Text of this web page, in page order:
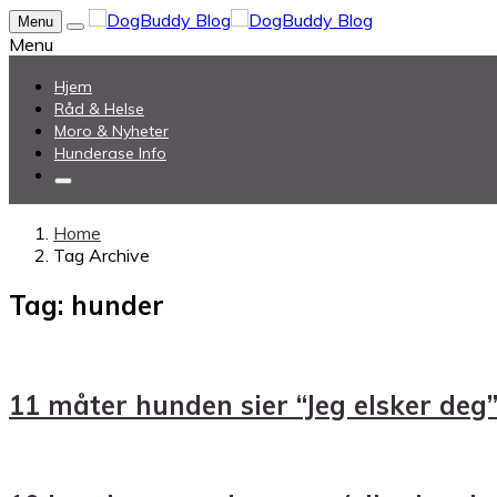
Menu
Menu
Hjem
Råd & Helse
Moro & Nyheter
Hunderase Info
Home
Tag Archive
Tag: hunder
11 måter hunden sier “Jeg elsker